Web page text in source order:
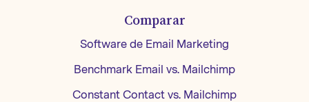
Comparar
Software de Email Marketing
Benchmark Email vs. Mailchimp
Constant Contact vs. Mailchimp